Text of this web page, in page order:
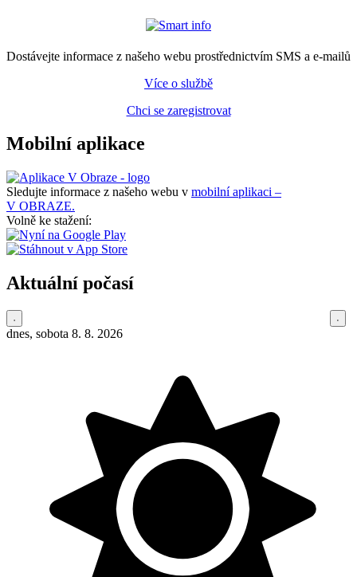
Dostávejte informace z našeho webu prostřednictvím SMS a e-mailů
Více o službě
Chci se zaregistrovat
Mobilní aplikace
Sledujte informace z našeho webu v mobilní aplikaci –
V OBRAZE.
Volně ke stažení:
Aktuální počasí
dnes, sobota 8. 8. 2026